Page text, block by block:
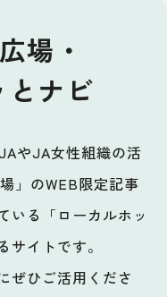
場・
とナビ
やJA女性組織の活
」のWEB限定記事
いる「ローカルホッ
サイトです。
ぜひご活用くださ